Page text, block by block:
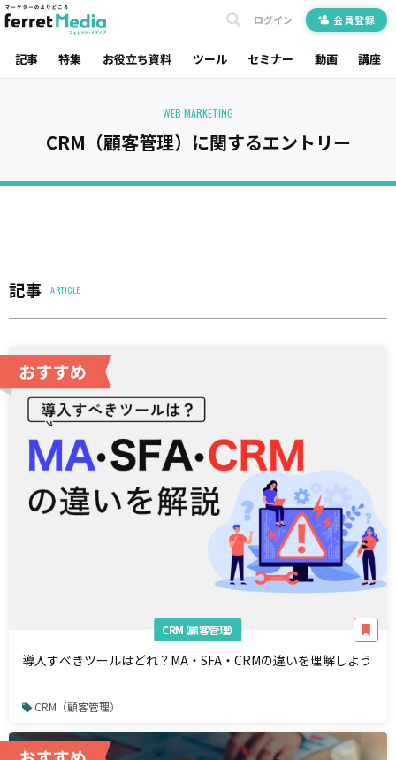
記事 特集 お役立ち資料 ツール セミナー 動画 講座
ログイン 会員登録
WEB MARKETING
CRM（顧客管理）に関するエントリー
記事 ARTICLE
CRM（顧客管理）
導入すべきツールはどれ？MA・SFA・CRMの違いを理解しよう
CRM（顧客管理）